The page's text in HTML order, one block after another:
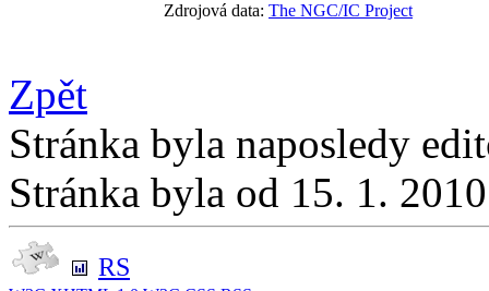
Zdrojová data: The NGC/IC Project
Zpět
Stránka byla naposledy
Stránka byla od 15. 1.
RS